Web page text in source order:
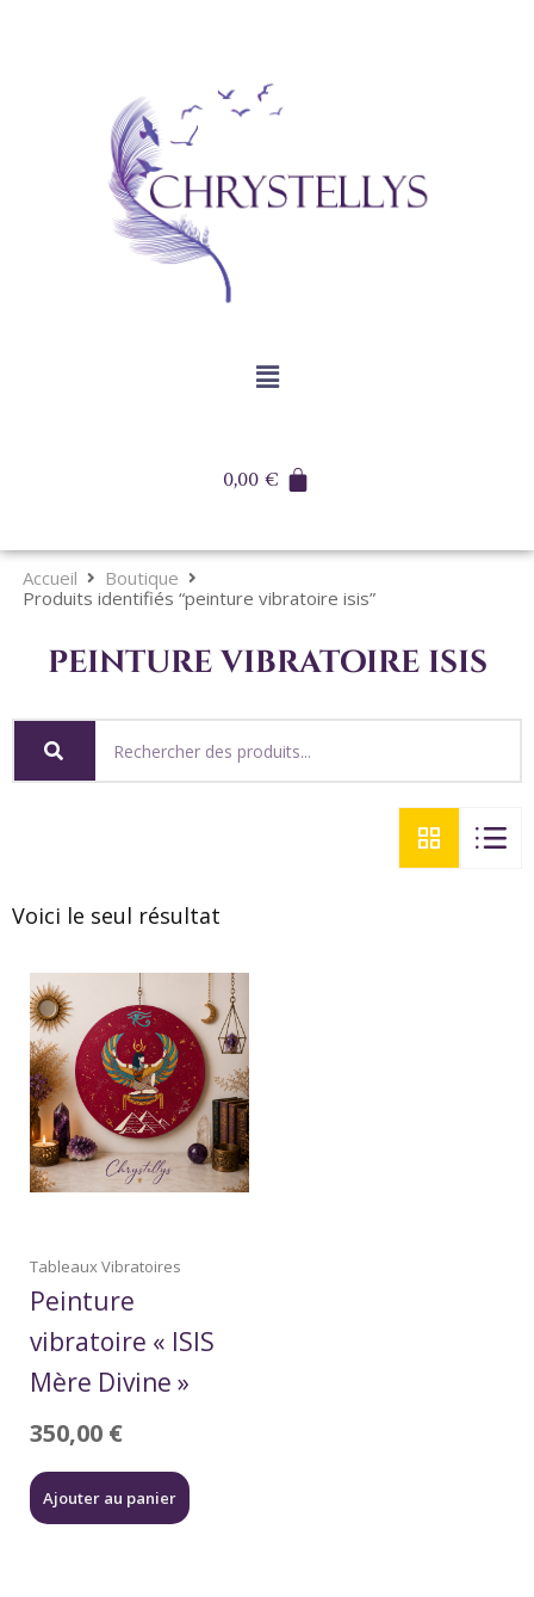
0,00€
Accueil
Boutique
Produits identifiés “peinture vibratoire isis”
peinture vibratoire isis
Voici le seul résultat
Tableaux Vibratoires
Peinture
vibratoire « ISIS
Mère Divine »
350,00 €
Ajouter au panier